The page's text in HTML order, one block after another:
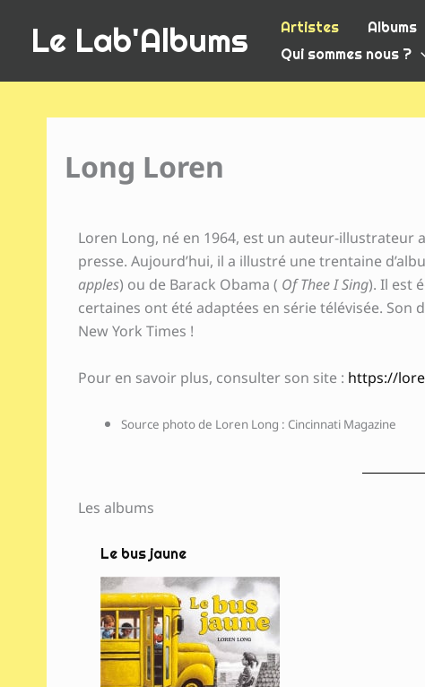
contenuLe Lab'Albums Artistes Albums
Qui sommes nous ?
Long Loren
Loren Long, né en 1964, est un auteur-illustrateur
presse. Aujourd’hui, il a illustré une trentaine
apples) ou de Barack Obama ( Of Thee I Sing). Il est
certaines ont été adaptées en série télévisée. Son
New York Times !
Pour en savoir plus, consulter son site : https://
Source photo de Loren Long : Cincinnati Magazine
Les albums
Le bus jaune